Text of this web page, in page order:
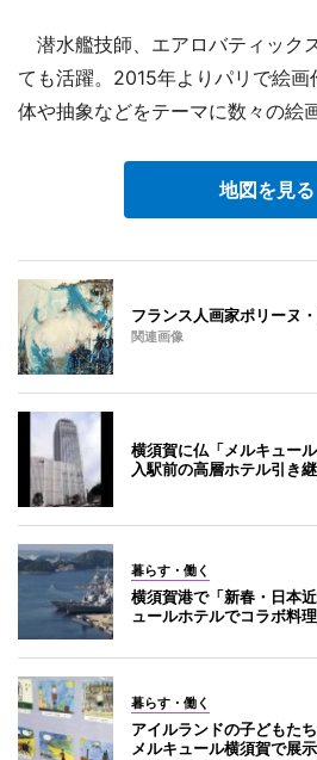
潜水艦技師、エアロバティック
ても活躍。2015年よりパリで絵画
体や抽象などをテーマに数々の絵
地図を見る
フランス人画家ポリーヌ
関連画像
横須賀に仏「メルキュー
入駅前の高層ホテル引き
暮らす・働く
横須賀港で「新春・日本
ュールホテルでコラボ料
暮らす・働く
アイルランドの子どもた
メルキュール横須賀で展示